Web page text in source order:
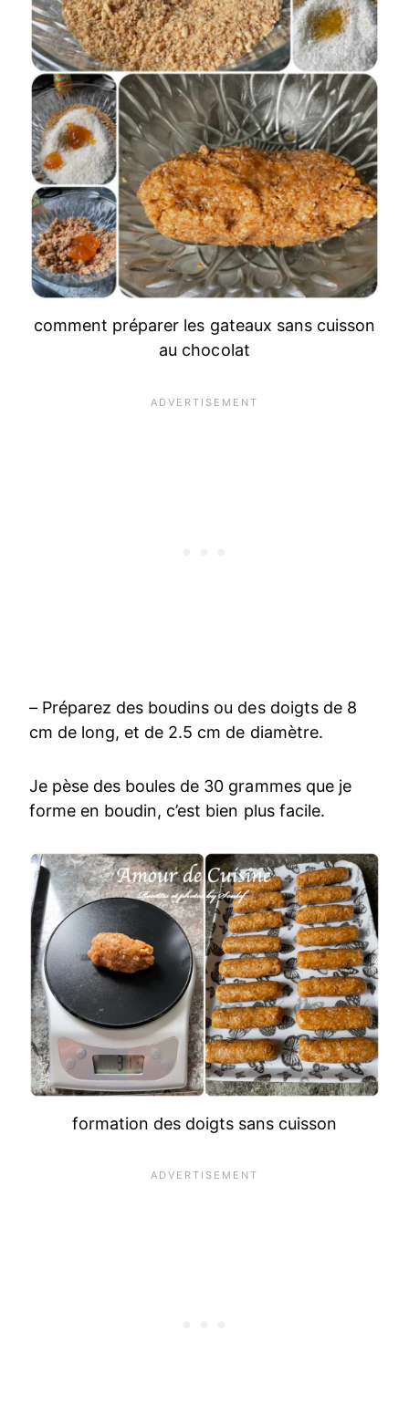
comment préparer les gateaux sans cuisson
au chocolat
– Préparez des boudins ou des doigts de 8
cm de long, et de 2.5 cm de diamètre.
Je pèse des boules de 30 grammes que je
forme en boudin, c’est bien plus facile.
formation des doigts sans cuisson